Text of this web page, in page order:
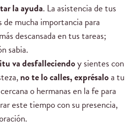
la ayuda. La asistencia de tus
mucha importancia para
descansada en tus tareas;
sabia.
va desfalleciendoy sientes con
no te lo calles, exprésaloa tu
o hermanas en la fe para
este tiempo con su presencia,